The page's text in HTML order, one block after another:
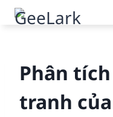
Skip
Phân
tranh